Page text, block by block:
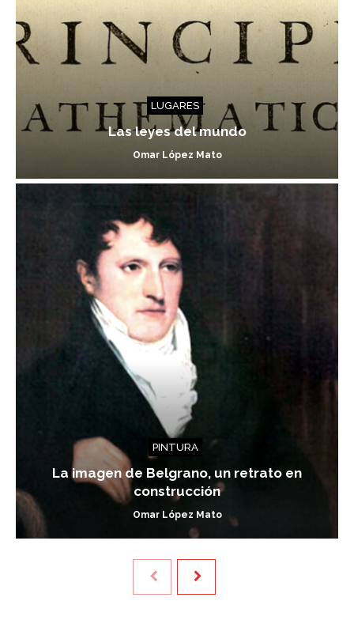
LUGARES
Las leyes del mundo
Omar López Mato
PINTURA
La imagen de Belgrano, un retrato en
construcción
Omar López Mato